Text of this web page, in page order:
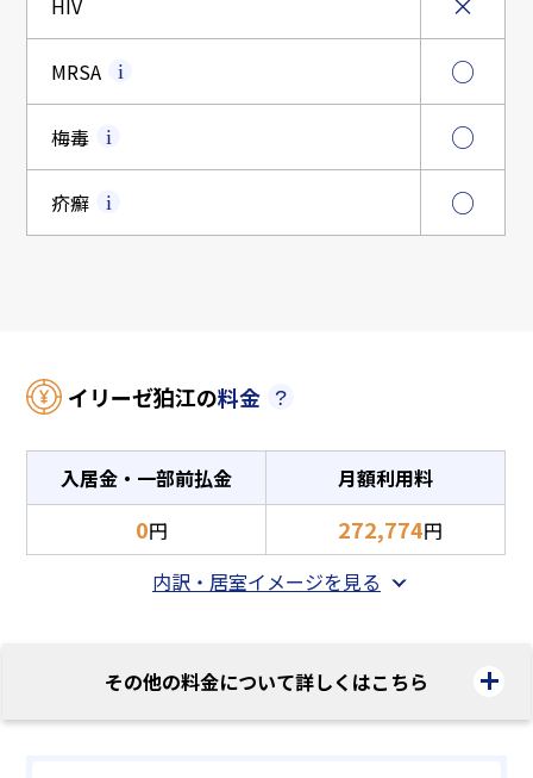
MRSA ○
梅毒 ○
疥癬 ○
イリーゼ狛江の料金
入居金・一部前払金 月額利用料
0円 272,774円
内訳・居室イメージを見る
その他の料金について詳しくはこちら